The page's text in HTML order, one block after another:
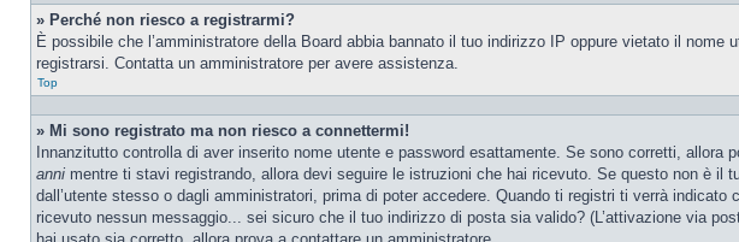
» Perché non riesco a registrarmi?
È possibile che l’amministratore della Board abbia bannato il tuo indirizzo IP oppure vietato il
registrarsi. Contatta un amministratore per avere assistenza.
Top
» Mi sono registrato ma non riesco a connettermi!
Innanzitutto controlla di aver inserito nome utente e password esattamente. Se sono corretti,
anni mentre ti stavi registrando, allora devi seguire le istruzioni che hai ricevuto. Se questo non è
dall’utente stesso o dagli amministratori, prima di poter accedere. Quando ti registri ti verrà
ricevuto nessun messaggio... sei sicuro che il tuo indirizzo di posta sia valido? (L’attivazione via